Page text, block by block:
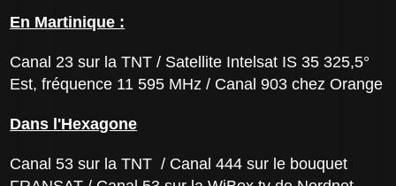
En Martinique :
Canal 23 sur la TNT / Satellite Intelsat IS 35 325,5°
Est, fréquence 11 595 MHz / Canal 903 chez Orange
Dans l'Hexagone
Canal 53 sur la TNT / Canal 444 sur le bouquet